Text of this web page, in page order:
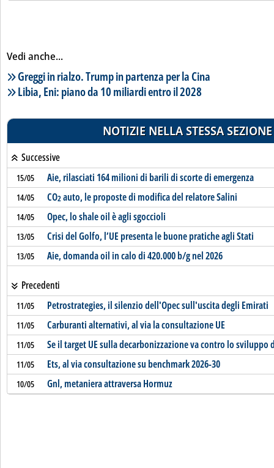
Vedi anche...
Lista notizie correlate
Greggi in rialzo. Trump in partenza per la Cina
Libia, Eni: piano da 10 miliardi entro il 2028
NOTIZIE NELLA STESSA SEZIONE
Successive
15/05 Aie, rilasciati 164 milioni di barili di scorte di emergenza
14/05 CO2auto, le proposte di modifica del relatore Salini
14/05 Opec, lo shale oil è agli sgoccioli
13/05 Crisi del Golfo, l’UE presenta le buone pratiche agli Stati
13/05 Aie, domanda oil in calo di 420.000 b/g nel 2026
Precedenti
11/05 Petrostrategies, il silenzio dell'Opec sull'uscita degli Emirati
11/05 Carburanti alternativi, al via la consultazione UE
11/05 Se il target UE sulla decarbonizzazione va contro lo
11/05 Ets, al via consultazione su benchmark 2026-30
10/05 Gnl, metaniera attraversa Hormuz